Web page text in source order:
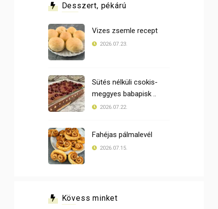
Desszert, pékárú
Vizes zsemle recept
2026.07.23.
Sütés nélküli csokis-
meggyes babapisk ..
2026.07.22.
Fahéjas pálmalevél
2026.07.15.
Kövess minket